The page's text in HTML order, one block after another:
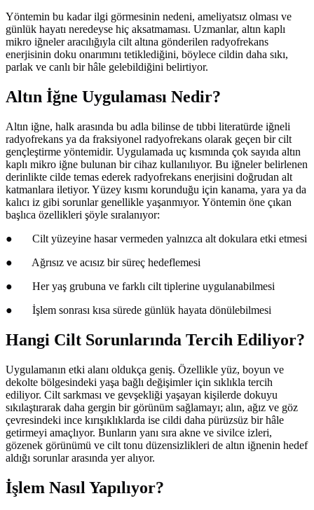
Yöntemin bu kadar ilgi görmesinin nedeni, ameliyatsız olması ve
günlük hayatı neredeyse hiç aksatmaması. Uzmanlar, altın kaplı
mikro iğneler aracılığıyla cilt altına gönderilen radyofrekans
enerjisinin doku onarımını tetiklediğini, böylece cildin daha sıkı,
parlak ve canlı bir hâle gelebildiğini belirtiyor.
Altın İğne Uygulaması Nedir?
Altın iğne, halk arasında bu adla bilinse de tıbbi literatürde iğneli
radyofrekans ya da fraksiyonel radyofrekans olarak geçen bir cilt
gençleştirme yöntemidir. Uygulamada uç kısmında çok sayıda altın
kaplı mikro iğne bulunan bir cihaz kullanılıyor. Bu iğneler belirlenen
derinlikte cilde temas ederek radyofrekans enerjisini doğrudan alt
katmanlara iletiyor. Yüzey kısmı korunduğu için kanama, yara ya da
kalıcı iz gibi sorunlar genellikle yaşanmıyor. Yöntemin öne çıkan
başlıca özellikleri şöyle sıralanıyor:
● Cilt yüzeyine hasar vermeden yalnızca alt dokulara etki etmesi
● Ağrısız ve acısız bir süreç hedeflemesi
● Her yaş grubuna ve farklı cilt tiplerine uygulanabilmesi
● İşlem sonrası kısa sürede günlük hayata dönülebilmesi
Hangi Cilt Sorunlarında Tercih Ediliyor?
Uygulamanın etki alanı oldukça geniş. Özellikle yüz, boyun ve
dekolte bölgesindeki yaşa bağlı değişimler için sıklıkla tercih
ediliyor. Cilt sarkması ve gevşekliği yaşayan kişilerde dokuyu
sıkılaştırarak daha gergin bir görünüm sağlamayı; alın, ağız ve göz
çevresindeki ince kırışıklıklarda ise cildi daha pürüzsüz bir hâle
getirmeyi amaçlıyor. Bunların yanı sıra akne ve sivilce izleri,
gözenek görünümü ve cilt tonu düzensizlikleri de altın iğnenin hedef
aldığı sorunlar arasında yer alıyor.
İşlem Nasıl Yapılıyor?